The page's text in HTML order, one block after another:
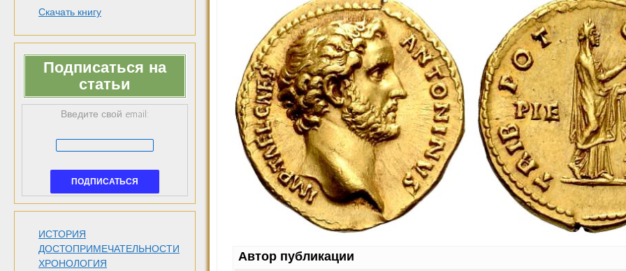
Скачать книгу
Подписаться на
статьи
Введите свой email:
ИСТОРИЯ
ДОСТОПРИМЕЧАТЕЛЬНОСТИ
ХРОНОЛОГИЯ
Автор публикации